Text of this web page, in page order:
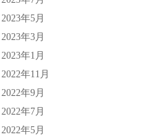
2023年5月
2023年3月
2023年1月
2022年11月
2022年9月
2022年7月
2022年5月